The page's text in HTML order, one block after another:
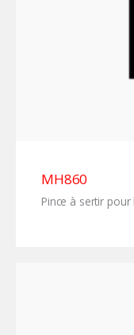
MH860
Pince à sertir